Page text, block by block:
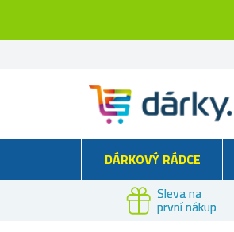
DÁRKOVÝ RÁDCE
Sleva na
první nákup